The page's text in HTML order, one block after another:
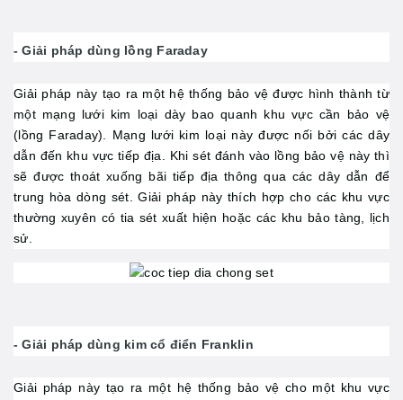
- Giải pháp dùng lồng Faraday
Giải pháp này tạo ra một hệ thống bảo vệ được hình thành từ
một mạng lưới kim loại dày bao quanh khu vực cần bảo vệ
(lồng Faraday). Mạng lưới kim loại này được nối bởi các dây
dẫn đến khu vực tiếp địa. Khi sét đánh vào lồng bảo vệ này thì
sẽ được thoát xuống bãi tiếp địa thông qua các dây dẫn để
trung hòa dòng sét. Giải pháp này thích hợp cho các khu vực
thường xuyên có tia sét xuất hiện hoặc các khu bảo tàng, lịch
sử.
- Giải pháp dùng kim cổ điển Franklin
Giải pháp này tạo ra một hệ thống bảo vệ cho một khu vực